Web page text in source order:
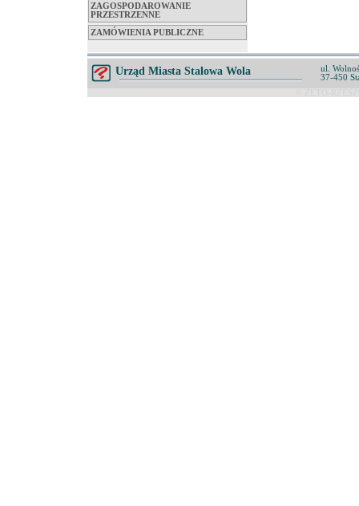
ZAGOSPODAROWANIE
PRZESTRZENNE
ZAMÓWIENIA PUBLICZNE
Urząd Miasta Stalowa Wola
ul.
37-450